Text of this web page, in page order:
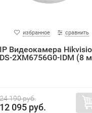
избранное сравнить
IP Видеокамера
DS-2XM6756G0-IDM (8
190 руб.
12 095 руб.